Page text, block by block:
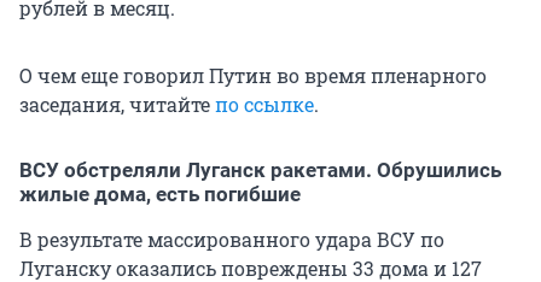
рублей в месяц.
О чем еще говорил Путин во время пленарного
заседания, читайтепо ссылке.
ВСУ обстреляли Луганск ракетами. Обрушились
жилые дома, есть погибшие
В результате массированного удара ВСУ по
Луганску оказались повреждены 33 дома и 127